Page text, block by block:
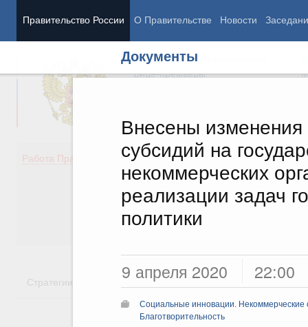
Правительство России О Правительстве Новости
Документы
Внесены изменения
субсидий на
некоммерческих
реализации задач
политики
9 апреля 2020 22:00
Социальные инновации. Некоммерческие
Благотворительность
Председатель Правительства
Вице-премьеры
Работа Правительства
Демография
Здоровье
Образование
Культура
Общество
Государство
Стратегии Государственные программы